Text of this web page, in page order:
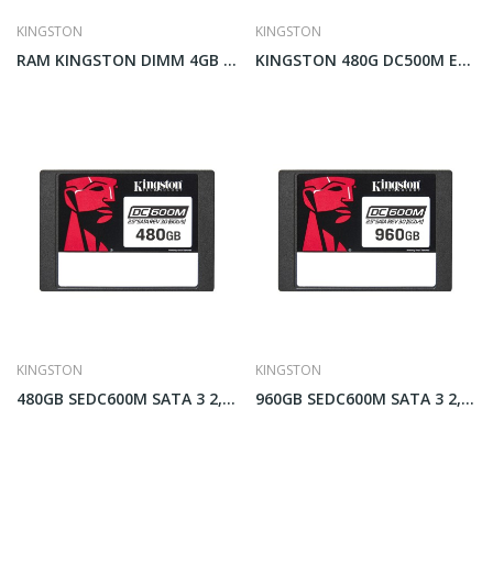
KINGSTON
RAM KINGSTON DIMM 4GB 1600MHZ DDR3 1.5V
KINGSTON
KINGSTON 480G DC500M ENTERPRISE SATA SSD...
KINGSTON
480GB SEDC600M SATA 3 2,5 DATA CENTER KINGSTON
KINGSTON
960GB SEDC600M SATA 3 2,5 DATA CENTER KINGSTON